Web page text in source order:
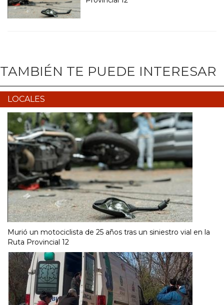
TAMBIÉN TE PUEDE INTERESAR
LOCALES
Murió un motociclista de 25 años tras un siniestro vial en la
Ruta Provincial 12